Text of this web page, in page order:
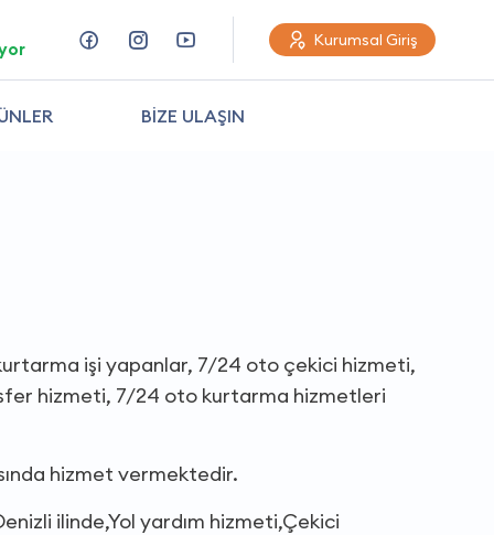
Kurumsal Giriş
BİZE ULAŞIN
işi yapanlar, 7/24 oto çekici hizmeti,
hizmeti, 7/24 oto kurtarma hizmetleri
hizmet vermektedir.
ilinde,Yol yardım hizmeti,Çekici